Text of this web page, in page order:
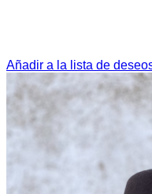
Añadir a la lista de